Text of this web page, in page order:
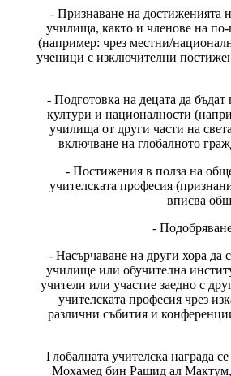
- Признаване на достиженията
училища, както и членове на
(например: чрез местни/
ученици с изключителни
- Подготовка на децата да
култури и националности
училища от други части на
включване на глобалното
- Постижения в полза на
учителската професия
вписва
-
- Насърчаване на други хора да
училище или обучителна
учители или участие заедно с
учителската професия чрез
различни събития и
Глобалната учителска награда
Мохамед бин Рашид ал Мактум,